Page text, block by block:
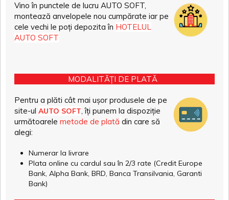
Vino în punctele de lucru AUTO SOFT,
montează anvelopele nou cumpărate iar pe
cele vechi le poți depozita în HOTELUL
AUTO SOFT
MODALITĂȚI DE PLATĂ
Pentru a plăti cât mai ușor produsele de pe
site-ul AUTO SOFT, îți punem la dispoziție
următoarele metode de plată din care să
alegi:
Numerar la livrare
Plata online cu cardul sau în 2/3 rate (Credit Europe
Bank, Alpha Bank, BRD, Banca Transilvania, Garanti
Bank)